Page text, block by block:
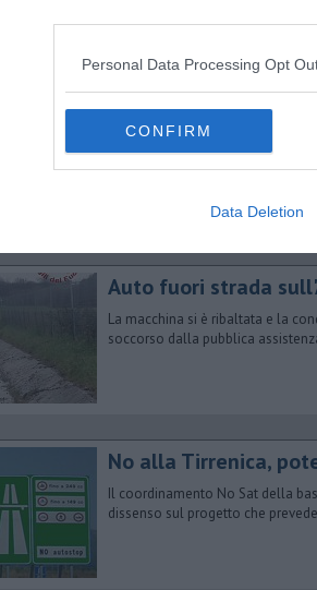
Personal Data Processing Opt
CONFIRM
Data Deletion
Il Pci vuole un'Aurelia
Auto fuori strada
La macchina si è ribaltata e la
soccorso dalla pubblica
No alla Tirrenica,
Il coordinamento No Sat della
dissenso sul progetto che